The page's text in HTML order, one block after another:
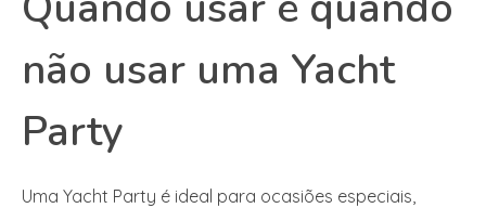
não usar uma Yacht
Party
Uma Yacht Party é ideal para ocasiões especiais,